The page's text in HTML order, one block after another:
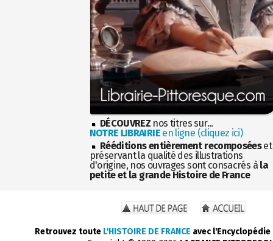
DÉCOUVREZ nos titres sur...
NOTRE LIBRAIRIEen ligne (cliquez ici)
Rééditions entièrement recomposéeset
préservant la qualité des illustrations
d'origine, nos ouvrages sont consacrés à la
petite et la grande Histoire de France
Retrouvez toute L'HISTOIRE DE FRANCE avec